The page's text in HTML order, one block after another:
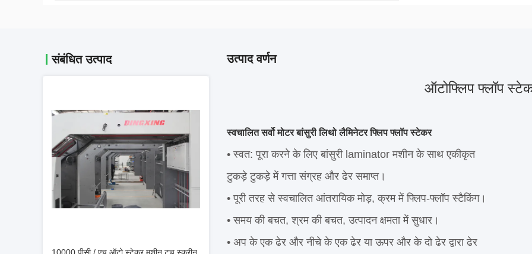
संबंधित उत्पाद उत्पाद वर्णन
ऑटोफ्लिप फ्लॉप
स्वचालित सर्वो मोटर बांसुरी लिथो लैमिनेटर फ्लिप फ्लॉप स्टेकर
• स्वत: पूरा करने के लिए बांसुरी laminator मशीन के साथ एकीकृत
टुकड़े टुकड़े में गत्ता संग्रह और ढेर समाप्त।
• पूरी तरह से स्वचालित आंतरायिक मोड़, क्रम में फ्लिप-फ्लॉप स्टैकिंग।
• समय की बचत, श्रम की बचत, उत्पादन क्षमता में सुधार।
• अप के एक ढेर और नीचे के एक ढेर या ऊपर और के दो ढेर द्वारा ढेर